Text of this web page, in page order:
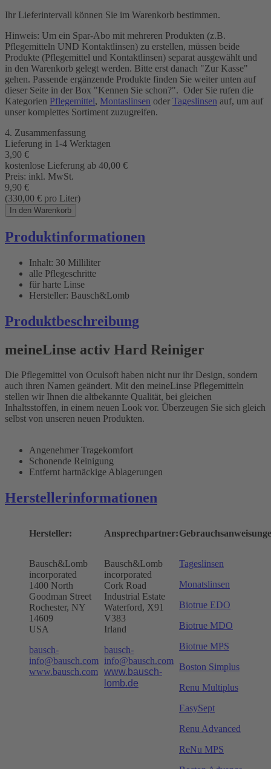
Ihr Lieferintervall können Sie im Warenkorb bestimmen.
Hinweis: Um ein Spar-Abo mit mehreren Produkten (z.B.
Pflegemitteln UND Kontaktlinsen) zu erstellen, müssen beide
Produkte (Pflegemittel und Kontaktlinsen) separat ausgewählt und
in den Warenkorb gelegt werden. Bitte erst danach "Zur Kasse"
gehen. Passende ergänzende Produkte finden Sie weiter unten auf
dieser Seite in der Box "Kennen Sie schon?". Oder Sie rufen die
Kategorien Pflegemittel, Montaslinsen oder Tageslinsen auf, um auf
unser komplettes Sortiment zuzugreifen.
4. Zusammenfassung
Lieferung in 1-4 Werktagen
3,90 €
kostenlose Lieferung ab 40,00 €
Preis: inkl. MwSt.
9,90 €
(330,00 € pro Liter)
In den Warenkorb
Produktinformationen
Inhalt: 30 Milliliter
alle Pflegeschritte
für harte Linse
Hersteller: Bausch&Lomb
Produktbeschreibung
meineLinse activ Hard Reiniger
Die Pflegemittel von Oculsoft haben nicht nur ihr Design, sondern
auch ihren Namen geändert. Mit den meineLinse Pflegemitteln
stellen wir Ihnen die altbekannte Qualität, bei gleichen
Inhaltsstoffen, in einem neuen Look vor. Überzeugen Sie sich gleich
selbst von unseren neuen Produkten.
Angenehmer Tragekomfort
Schonende Reinigung
Entfernt hartnäckige Ablagerungen
Herstellerinformationen
Hersteller:
Bausch&Lomb
incorporated
1400 North
Goodman Street
Rochester, NY
14609
USA
bausch-
info@bausch.com
www.bausch.com
Ansprechpartner:
Bausch&Lomb
incorporated
Cork Road
Industrial Estate
Waterford, X91
V383
Irland
bausch-
info@bausch.com
www.bausch-
lomb.de
Tageslinsen
Monatslinsen
Biotrue EDO
Biotrue MDO
Biotrue MPS
Boston Simplus
Renu Multiplus
EasySept
Renu Advanced
ReNu MPS